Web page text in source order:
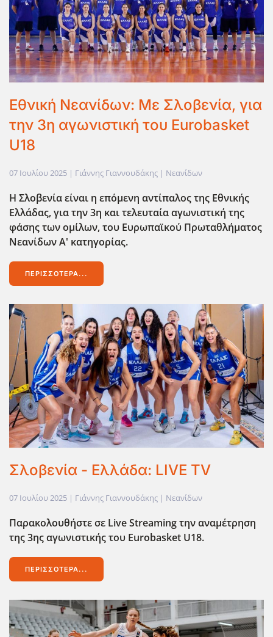
Εθνική Νεανίδων: Με Σλοβενία, για
την 3η αγωνιστική του Eurobasket
U18
07 Ιουλίου 2025 | Γιάννης Γιαννουδάκης | Νεανίδων
Η Σλοβενία είναι η επόμενη αντίπαλος της Εθνικής
Ελλάδας, για την 3η και τελευταία αγωνιστική της
φάσης των ομίλων, του Ευρωπαϊκού Πρωταθλήματος
Νεανίδων Α' κατηγορίας.
ΠΕΡΙΣΣΌΤΕΡΑ...
Σλοβενία - Ελλάδα: LIVE TV
07 Ιουλίου 2025 | Γιάννης Γιαννουδάκης | Νεανίδων
Παρακολουθήστε σε Live Streaming την αναμέτρηση
της 3ης αγωνιστικής του Eurobasket U18.
ΠΕΡΙΣΣΌΤΕΡΑ...